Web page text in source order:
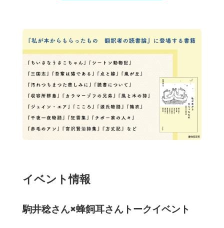
イベント情報
駒井稔さん×蜂飼耳さんトークイベント